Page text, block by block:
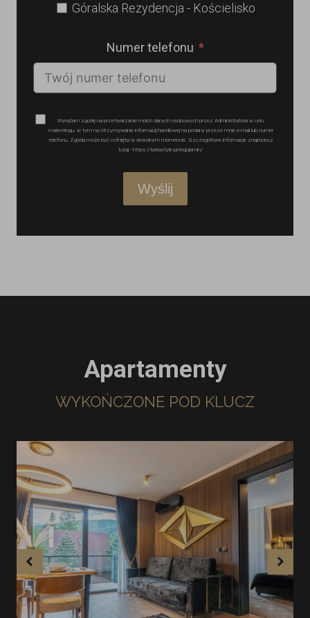
Góralska Rezydencja - Kościelisko
Numer telefonu
Wyrażam zgodę na przetwarzanie moich danych osobowych przez Administratora w celu
marketingu, w tym na otrzymywanie informacji handlowej na podany przeze mnie e-mail lub numer
telefonu. Zgoda może być cofnięta w dowolnym momencie. Szczegółowe informacje znajdziesz
tutaj - https://tatrastyle.pl/regulamin/
Wyślij
Apartamenty
WYKOŃCZONE POD KLUCZ